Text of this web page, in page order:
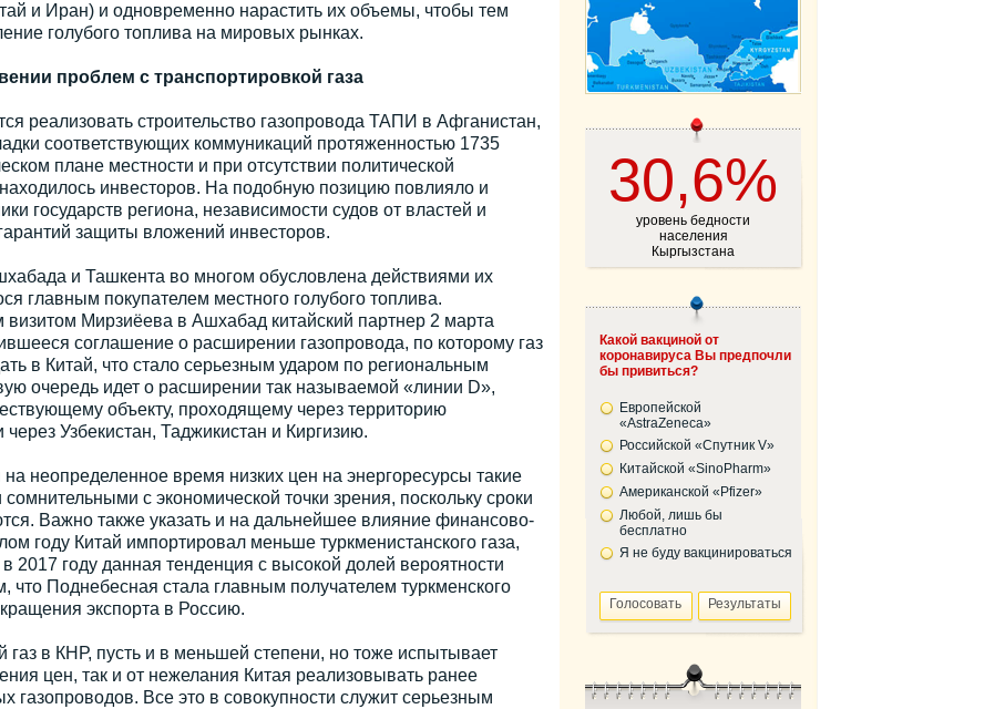
и Иран) и одновременно нарастить их объемы, чтобы тем
голубого топлива на мировых рынках.
проблем с транспортировкой газа
реализовать строительство газопровода ТАПИ в Афганистан,
соответствующих коммуникаций протяженностью 1735
плане местности и при отсутствии политической
инвесторов. На подобную позицию повлияло и
государств региона, независимости судов от властей и
защиты вложений инвесторов.
и Ташкента во многом обусловлена действиями их
главным покупателем местного голубого топлива.
визитом Мирзиёева в Ашхабад китайский партнер 2 марта
соглашение о расширении газопровода, по которому газ
в Китай, что стало серьезным ударом по региональным
очередь идет о расширении так называемой «линии D»,
объекту, проходящему через территорию
Узбекистан, Таджикистан и Киргизию.
неопределенное время низких цен на энергоресурсы такие
с экономической точки зрения, поскольку сроки
Важно также указать и на дальнейшее влияние финансово-
году Китай импортировал меньше туркменистанского газа,
2017 году данная тенденция с высокой долей вероятности
что Поднебесная стала главным получателем туркменского
экспорта в Россию.
газ в КНР, пусть и в меньшей степени, но тоже испытывает
цен, так и от нежелания Китая реализовывать ранее
газопроводов. Все это в совокупности служит серьезным
30,6%
уровень бедности
населения
Кыргызстана
Какой вакциной от
коронавируса Вы предпочли
бы привиться?
Европейской
«AstraZeneca»
Российской «Спутник V»
Китайской «SinoPharm»
Американской «Pfizer»
Любой, лишь бы
бесплатно
Я не буду вакцинироваться